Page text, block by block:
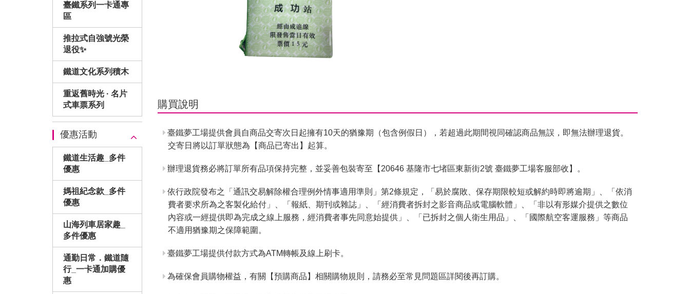
臺鐵系列一卡通專
區
推拉式自強號光榮
退役✨
鐵道文化系列積木
重返舊時光 · 名片
式車票系列
優惠活動
鐵道生活趣_多件
優惠
媽祖紀念款_多件
優惠
山海列車居家趣_
多件優惠
通勤日常．鐵道隨
行_一卡通加購優
惠
購買說明
臺鐵夢工場提供會員自商品交寄次日起擁有10天的猶豫期（包含例假日），若超過此期間視同確認商品無誤，即無法辦理退貨。
交寄日將以訂單狀態為【商品已寄出】起算。
辦理退貨務必將訂單所有品項保持完整，並妥善包裝寄至【20646 基隆市七堵區東新街2號 臺鐵夢工場客服部收】。
依行政院發布之「通訊交易解除權合理例外情事適用準則」第2條規定，「易於腐敗、保存期限較短或解約時即將逾期」、「依消
費者要求所為之客製化給付」、「報紙、期刊或雜誌」、「經消費者拆封之影音商品或電腦軟體」、「非以有形媒介提供之數位
內容或一經提供即為完成之線上服務，經消費者事先同意始提供」、「已拆封之個人衛生用品」、「國際航空客運服務」等商品
不適用猶豫期之保障範圍。
臺鐵夢工場提供付款方式為ATM轉帳及線上刷卡。
為確保會員購物權益，有關【預購商品】相關購物規則，請務必至常見問題區詳閱後再訂購。